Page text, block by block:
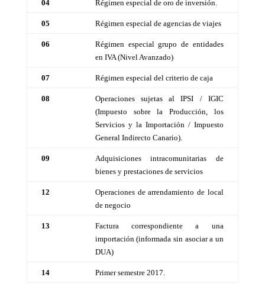
04 Régimen especial de oro de inversión.
05 Régimen especial de agencias de viajes
06
Régimen especial grupo de entidades
en IVA (Nivel Avanzado)
07 Régimen especial del criterio de caja
08
Operaciones sujetas al IPSI / IGIC
(Impuesto sobre la Producción, los
Servicios y la Importación / Impuesto
General Indirecto Canario).
09
Adquisiciones intracomunitarias de
bienes y prestaciones de servicios
12
Operaciones de arrendamiento de local
de negocio
13
Factura correspondiente a una
importación (informada sin asociar a un
DUA)
14 Primer semestre 2017.